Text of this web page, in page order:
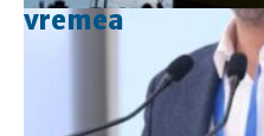
vremea